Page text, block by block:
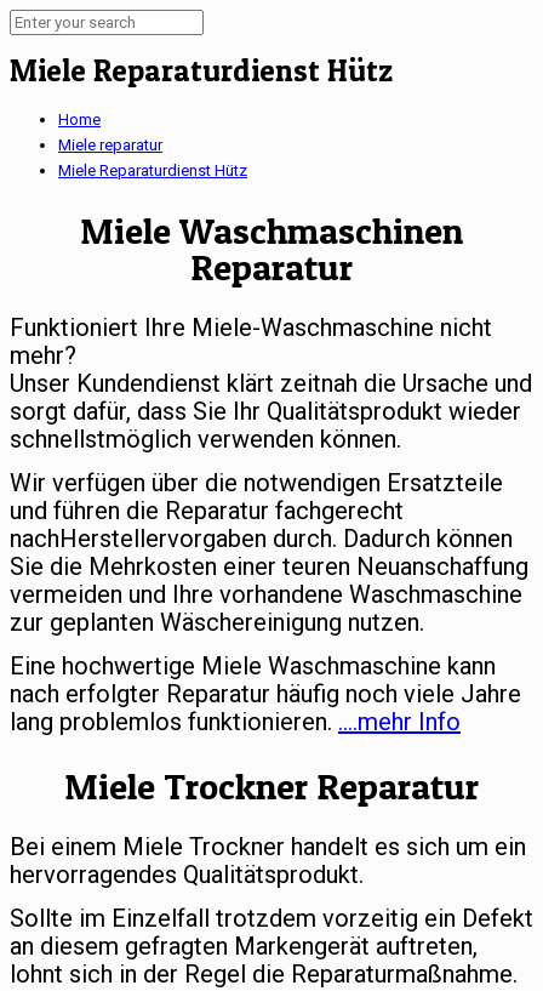
Miele Reparaturdienst Hütz
Home
Miele reparatur
Miele Reparaturdienst Hütz
Miele Waschmaschinen
Reparatur
Funktioniert Ihre Miele-Waschmaschine nicht
mehr?
Unser Kundendienst klärt zeitnah die Ursache und
sorgt dafür, dass Sie Ihr Qualitätsprodukt wieder
schnellstmöglich verwenden können.
Wir verfügen über die notwendigen Ersatzteile
und führen die Reparatur fachgerecht
nachHerstellervorgaben durch. Dadurch können
Sie die Mehrkosten einer teuren Neuanschaffung
vermeiden und Ihre vorhandene Waschmaschine
zur geplanten Wäschereinigung nutzen.
Eine hochwertige Miele Waschmaschine kann
nach erfolgter Reparatur häufig noch viele Jahre
lang problemlos funktionieren. ….mehr Info
Miele Trockner Reparatur
Bei einem Miele Trockner handelt es sich um ein
hervorragendes Qualitätsprodukt.
Sollte im Einzelfall trotzdem vorzeitig ein Defekt
an diesem gefragten Markengerät auftreten,
lohnt sich in der Regel die Reparaturmaßnahme.